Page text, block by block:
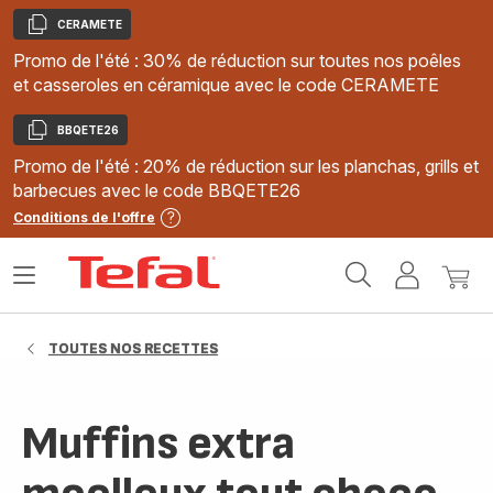
Copier
CERAMETE
Promo de l'été : 30% de réduction sur toutes nos poêles
et casseroles en céramique avec le code CERAMETE
Copier
BBQETE26
Promo de l'été : 20% de réduction sur les planchas, grills et
barbecues avec le code BBQETE26
Conditions de l'offre
MonMon
Ouvrir
TOUTES NOS RECETTES
Muffins extra